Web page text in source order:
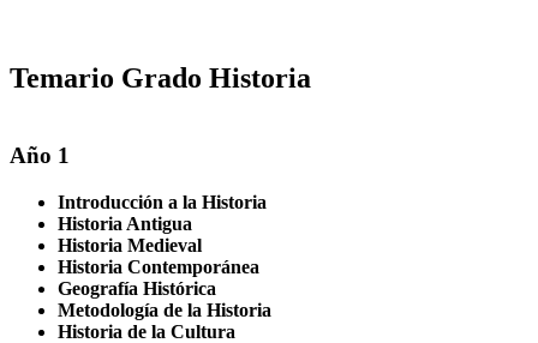
Temario Grado Historia
Año 1
Introducción a la Historia
Historia Antigua
Historia Medieval
Historia Contemporánea
Geografía Histórica
Metodología de la Historia
Historia de la Cultura